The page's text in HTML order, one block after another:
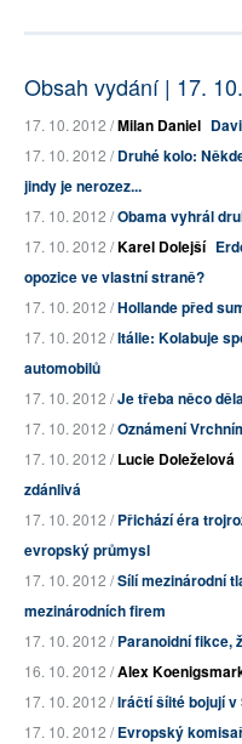
Obsah vydání | 17.
17. 10. 2012 /Milan Daniel
17. 10. 2012 /Druhé kolo:
jindy je nerozez...
17. 10. 2012 /Obama vyhrál
17. 10. 2012 /Karel Dolejší
opozice ve vlastní straně?
17. 10. 2012 /Hollande před
17. 10. 2012 /Itálie: Kolabuje
automobilů
17. 10. 2012 /Je třeba něco
17. 10. 2012 /Oznámení
17. 10. 2012 /Lucie Doleželová
zdánlivá
17. 10. 2012 /Přichází éra
evropský průmysl
17. 10. 2012 /Sílí mezinárodní
mezinárodních firem
17. 10. 2012 /Paranoidní fikce,
16. 10. 2012 /Alex
17. 10. 2012 /Iráčtí šíité bojují v
17. 10. 2012 /Evropský